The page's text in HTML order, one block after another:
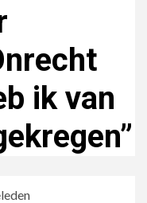
ik van